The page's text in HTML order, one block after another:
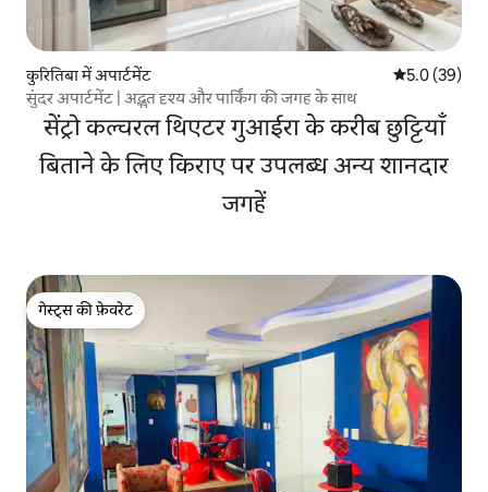
कुरितिबा में अपार्टमेंट औसत रेटिंग 5
5.0 (39)
सुंदर अपार्टमेंट | अद्भुत दृश्य और पार्किंग की जगह के साथ
सेंट्रो कल्चरल थिएटर गुआईरा के करीब छुट्टियाँ
बिताने के लिए किराए पर उपलब्ध अन्य शानदार
जगहें
गेस्ट्स की फ़ेवरेट
गेस्ट्स की फ़ेवरेट